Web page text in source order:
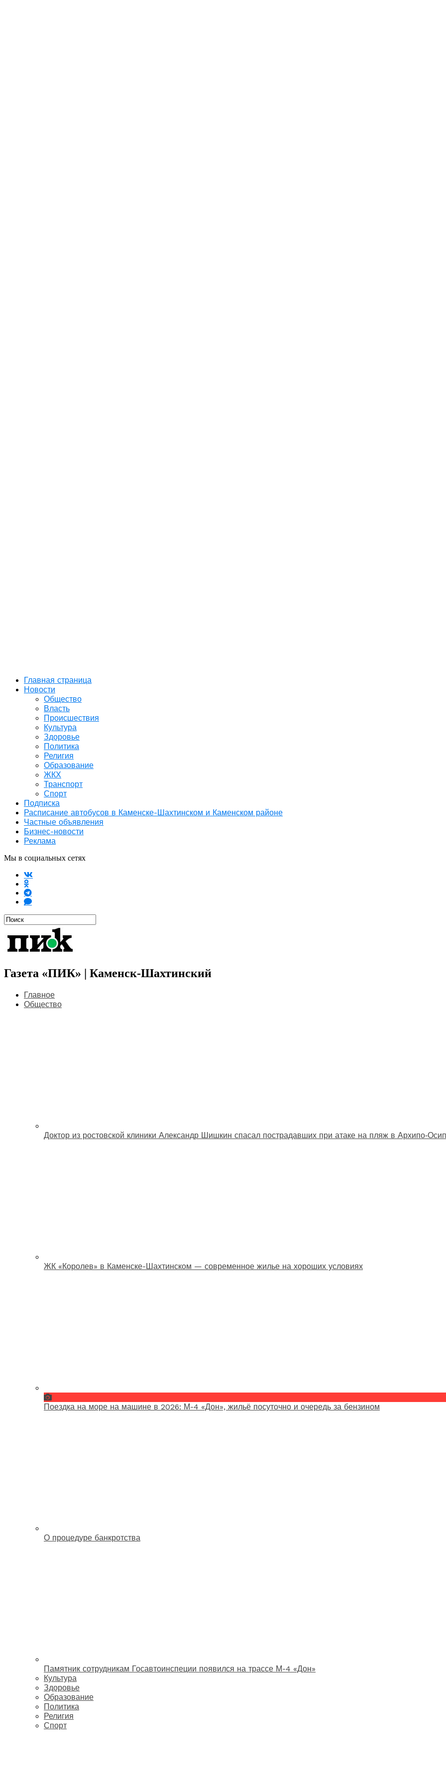
Главная страница
Новости
Общество
Власть
Происшествия
Культура
Здоровье
Политика
Религия
Образование
ЖКХ
Транспорт
Спорт
Подписка
Расписание автобусов в Каменске-Шахтинском и Каменском районе
Частные объявления
Бизнес-новости
Реклама
Мы в социальных сетях
Газета «ПИК» | Каменск-Шахтинский
Главное
Общество
Доктор из ростовской клиники Александр Шишкин спасал пострадавших при атаке на пляж в
ЖК «Королев» в Каменске-Шахтинском — современное жилье на хороших условиях
Поездка на море на машине в 2026: М-4 «Дон», жильё посуточно и очередь за бензином
О процедуре банкротства
Памятник сотрудникам Госавтоинспеции появился на трассе М-4 «Дон»
Культура
Здоровье
Образование
Политика
Религия
Спорт